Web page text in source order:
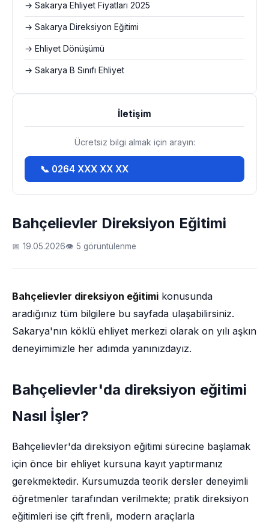
Bahçelievler Direksiyon Eğitimi
📅 19.05.2026👁 5 görüntülenme
Bahçelievler direksiyon eğitimi konusunda
aradığınız tüm bilgilere bu sayfada ulaşabilirsiniz.
Sakarya'nın köklü ehliyet merkezi olarak on yılı aşkın
deneyimimizle her adımda yanınızdayız.
Bahçelievler'da direksiyon eğitimi
Nasıl İşler?
Bahçelievler'da direksiyon eğitimi sürecine başlamak
için önce bir ehliyet kursuna kayıt yaptırmanız
gerekmektedir. Kursumuzda teorik dersler deneyimli
öğretmenler tarafından verilmekte; pratik direksiyon
eğitimleri ise çift frenli, modern araçlarla
→ Sakarya Ehliyet Fiyatları 2025
→ Sakarya Direksiyon Eğitimi
→ Ehliyet Dönüşümü
→ Sakarya B Sınıfı Ehliyet
İletişim
Ücretsiz bilgi almak için arayın:
📞 0264 XXX XX XX